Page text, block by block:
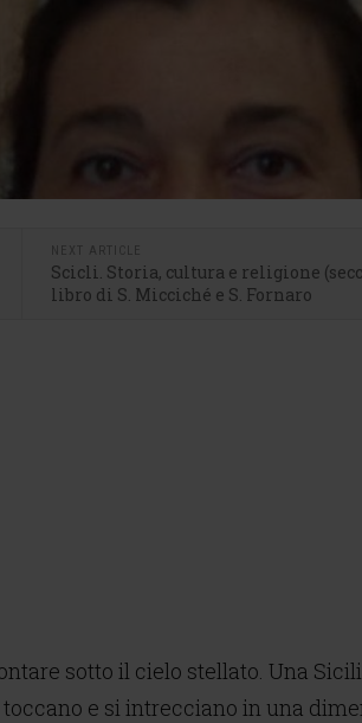
NEXT ARTICLE
Scicli. Storia, cultura e religione
libro di S. Micciché e S. Fornaro
sotto il cielo stellato. Una
e si intrecciano in una